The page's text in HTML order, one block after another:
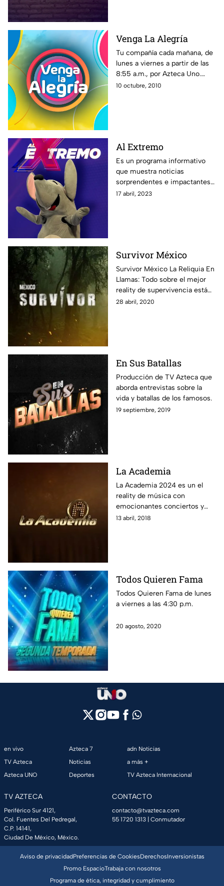
Venga La Alegría
Tu compañía cada mañana, de
lunes a viernes a partir de las
8:55 a.m., por Azteca Uno.
Toda la familia de VLA te
10 octubre, 2010
Al Extremo
Es un programa informativo
que muestra noticias
sorprendentes e impactantes
alrededor del mundo, además
17 abril, 2023
Survivor México
Survivor México La Reliquia En
Llamas: Todo sobre el mejor
reality de supervivencia está
aquí: fotos, notas y todos los
28 abril, 2020
En Sus Batallas
Producción de TV Azteca que
aborda entrevistas sobre la
vida y batallas de los famosos.
19 septiembre, 2019
La Academia
La Academia 2024 es un el
reality de música con
emocionantes conciertos y
críticas, donde jóvenes
revive los conciertos.
13 abril, 2018
Todos Quieren Fama
Todos Quieren Fama de lunes
a viernes a las 4:30 p.m.
20 agosto, 2020
en vivo
TV Azteca
Azteca UNO
Azteca 7
Noticias
Deportes
adn Noticias
a más +
TV Azteca Internacional
TV AZTECA
Periférico Sur 4121,
Col. Fuentes Del Pedregal,
C.P. 14141,
Ciudad De México, México.
CONTACTO
contacto@tvazteca.com
55 1720 1313 | Conmutador
Aviso de privacidadPreferencias de CookiesDerechosInversionistas
Promo EspacioTrabaja con nosotros
Programa de ética, integridad y cumplimiento